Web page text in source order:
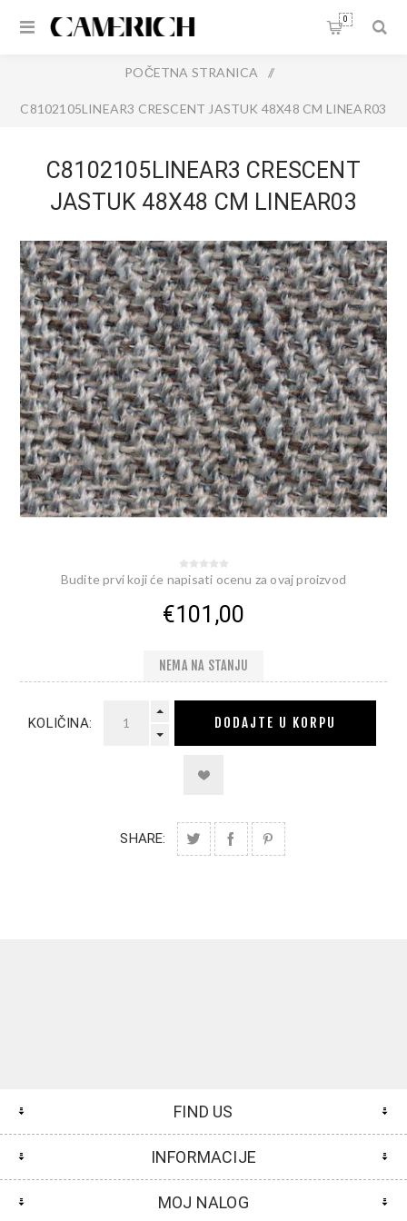
0
POČETNA STRANICA /
C8102105LINEAR3 CRESCENT JASTUK 48X48 CM LINEAR03
C8102105LINEAR3 CRESCENT
JASTUK 48X48 CM LINEAR03
Budite prvi koji će napisati ocenu za ovaj proizvod
€101,00
NEMA NA STANJU
KOLIČINA: DODAJTE U KORPU
SHARE:
FIND US
INFORMACIJE
MOJ NALOG